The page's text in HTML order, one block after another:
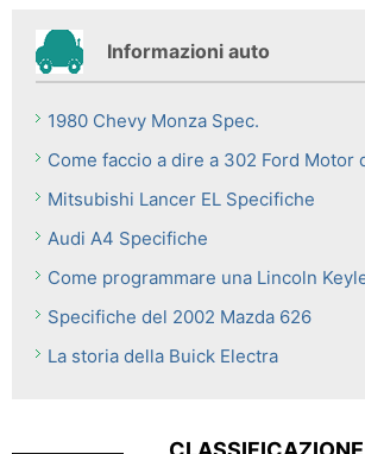
Informazioni auto
1980 Chevy Monza Spec.
Come faccio a dire a 302 Ford Motor
Mitsubishi Lancer EL Specifiche
Audi A4 Specifiche
Come programmare una Lincoln
Specifiche del 2002 Mazda 626
La storia della Buick Electra